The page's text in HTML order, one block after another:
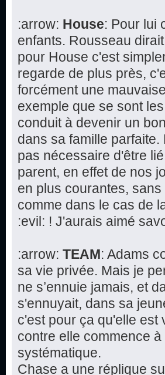
:arrow: House: Pour lui
enfants. Rousseau
pour House c'est
regarde de plus près,
forcément une
exemple que se sont
conduit à devenir un
dans sa famille
pas nécessaire d'être
parent, en effet de nos
en plus courantes,
comme dans le cas de
:evil: ! J'aurais aimé
:arrow: TEAM: Adams
sa vie privée. Mais je
ne s’ennuie jamais, et
s'ennuyait, dans sa
c'est pour ça qu'elle est
contre elle commence
systématique.
Chase a une réplique